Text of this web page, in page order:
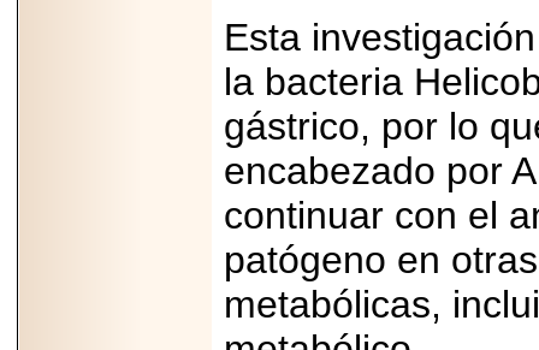
Esta
la bacteria
gástrico, por lo
encabezado por
continuar con el
patógeno en
metabólicas,